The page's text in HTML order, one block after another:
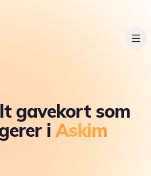
gavekort som
i Askim